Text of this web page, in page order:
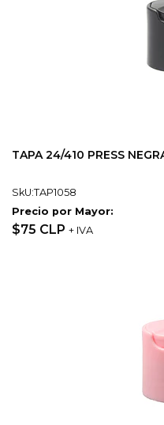
TAPA 24/410 PRESS
SkU:TAP1058
Precio por Mayor:
$75 CLP + IVA